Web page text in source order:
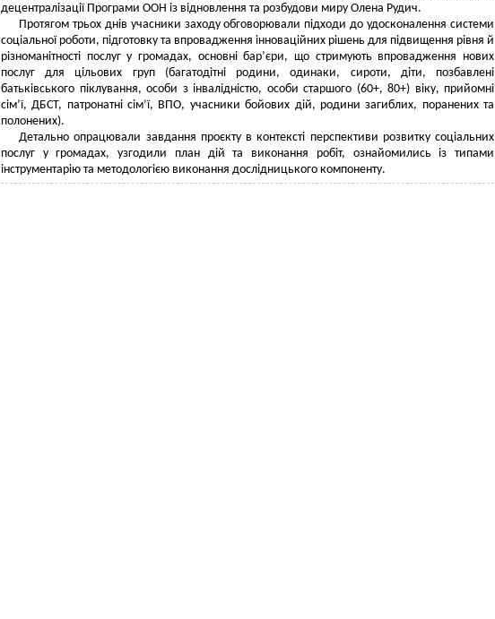
децентралізації Програми ООН із відновлення та розбудови миру Олена Рудич.
Протягом трьох днів учасники заходу обговорювали підходи до удосконалення системи
соціальної роботи, підготовку та впровадження інноваційних рішень для підвищення рівня й
різноманітності послуг у громадах, основні барʼєри, що стримують впровадження нових
послуг для цільових груп (багатодітні родини, одинаки, сироти, діти, позбавлені
батьківського піклування, особи з інвалідністю, особи старшого (60+, 80+) віку, прийомні
сім’ї, ДБСТ, патронатні сім’ї, ВПО, учасники бойових дій, родини загиблих, поранених та
полонених).
Детально опрацювали завдання проєкту в контексті перспективи розвитку соціальних
послуг у громадах, узгодили план дій та виконання робіт, ознайомились із типами
інструментарію та методологією виконання дослідницького компоненту.